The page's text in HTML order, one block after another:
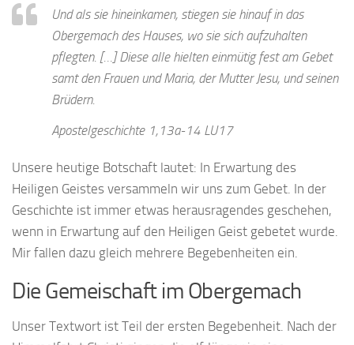
Und als sie hineinkamen, stiegen sie hinauf in das
Obergemach des Hauses, wo sie sich aufzuhalten
pflegten. […] Diese alle hielten einmütig fest am Gebet
samt den Frauen und Maria, der Mutter Jesu, und seinen
Brüdern.
Apostelgeschichte 1,13a-14 LU17
Unsere heutige Botschaft lautet: In Erwartung des
Heiligen Geistes versammeln wir uns zum Gebet. In der
Geschichte ist immer etwas herausragendes geschehen,
wenn in Erwartung auf den Heiligen Geist gebetet wurde.
Mir fallen dazu gleich mehrere Begebenheiten ein.
Die Gemeischaft im Obergemach
Unser Textwort ist Teil der ersten Begebenheit. Nach der